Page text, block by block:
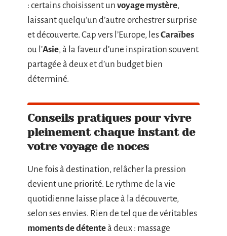
: certains choisissent un voyage mystère,
laissant quelqu’un d’autre orchestrer surprise
et découverte. Cap vers l’Europe, lesCaraïbes
ou l’Asie, à la faveur d’une inspiration souvent
partagée à deux et d’un budget bien
déterminé.
Conseils pratiques pour vivre
pleinement chaque instant de
votre voyage de noces
Une fois à destination, relâcher la pression
devient une priorité. Le rythme de la vie
quotidienne laisse place à la découverte,
selon ses envies. Rien de tel que de véritables
moments de détenteà deux : massage